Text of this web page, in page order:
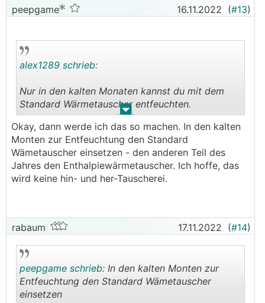
peepgame 16.11.2022 (#13)
. .
alex1289 schrieb:
Nur in den kalten Monaten kannst du mit dem
Standard Wärmetauscher entfeuchten.
Es macht somit keinen Sinn in den warmen
Monaten den anderen einzusetzen.
Dass heißt in deinem Fall jetzt den Standard
Wärmetauscher einsetzen bis die Luftfeuchtigkeit
auf ca. 45-50% gesunken ist. Dann wieder
Okay, dann werde ich das so machen. In den kalten
Monten zur Entfeuchtung den Standard
Wämetauscher einsetzen - den anderen Teil des
Jahres den Enthalpiewärmetauscher. Ich hoffe, das
wird keine hin- und her-Tauscherei.
rabaum 17.11.2022 (#14)
peepgame schrieb: In den kalten Monten zur
Entfeuchtung den Standard Wämetauscher
einsetzen